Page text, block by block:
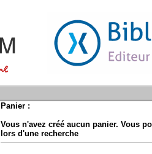
Panier :
Vous n'avez créé aucun panier. Vous
lors d'une recherche